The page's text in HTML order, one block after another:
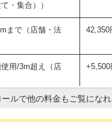
掘削・埋め戻し作
11,000
管（VP・HI）使
33,000
管（VP・HI）使
+8,800
・集合））
まで（店舗・法
42,350
用/3m超え（店
+5,500
現地調
ルで他の料金もご覧になれ